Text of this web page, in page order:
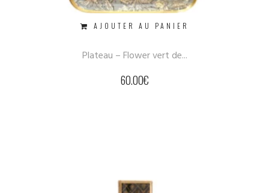
AJOUTER AU PANIER
Plateau – Flower vert de...
60.00€